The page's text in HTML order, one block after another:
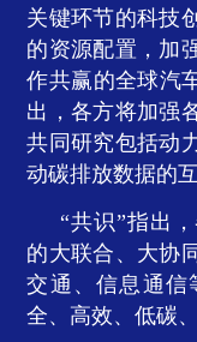
关键环节的科技
的资源配置，加
作共赢的全球汽
出，各方将加强
共同研究包括动
动碳排放数据的
“共识”指出
的大联合、大协
交通、信息通信
全、高效、低碳